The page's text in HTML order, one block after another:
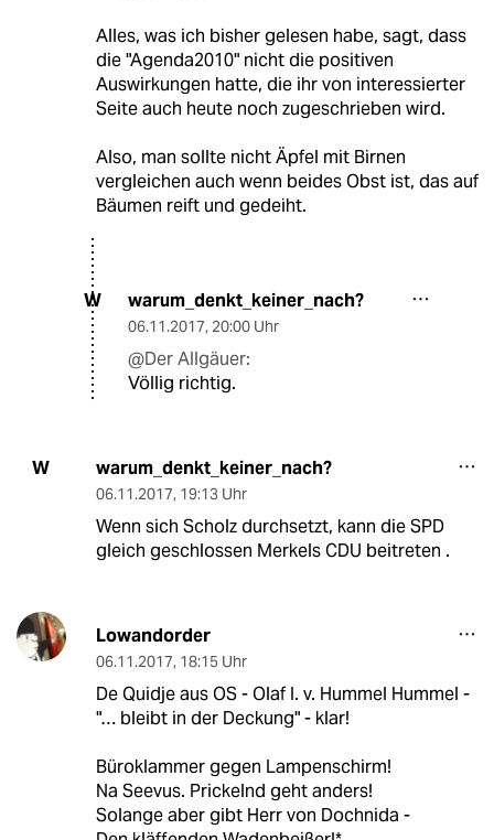
Alles, was ich bisher gelesen habe, sagt, dass
die "Agenda2010" nicht die positiven
Auswirkungen hatte, die ihr von interessierter
Seite auch heute noch zugeschrieben wird.
Also, man sollte nicht Äpfel mit Birnen
vergleichen auch wenn beides Obst ist, das auf
Bäumen reift und gedeiht.
W warum_denkt_keiner_nach?
06.11.2017, 20:00 Uhr
@Der Allgäuer:
Völlig richtig.
W warum_denkt_keiner_nach?
06.11.2017, 19:13 Uhr
Wenn sich Scholz durchsetzt, kann die SPD
gleich geschlossen Merkels CDU beitreten .
Lowandorder
06.11.2017, 18:15 Uhr
De Quidje aus OS - Olaf I. v. Hummel Hummel -
"… bleibt in der Deckung" - klar!
Büroklammer gegen Lampenschirm!
Na Seevus. Prickelnd geht anders!
Solange aber gibt Herr von Dochnida -